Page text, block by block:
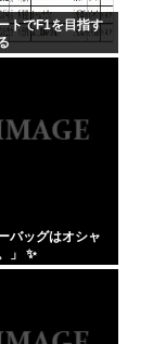
トでF1を目指す
バッグはオシャ
」 ✨